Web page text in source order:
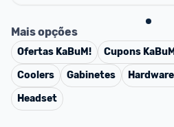
Mais opções
Ofertas KaBuM! Cupons
Coolers
Gabinetes
Headset